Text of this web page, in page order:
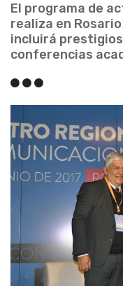
El programa de
realiza en
incluirá
conferencias